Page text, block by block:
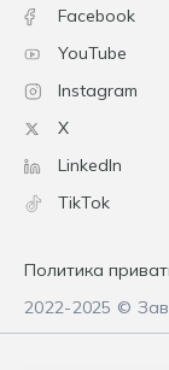
Facebook
YouTube
Instagram
X
LinkedIn
TikTok
Политика
2022-2025 ©